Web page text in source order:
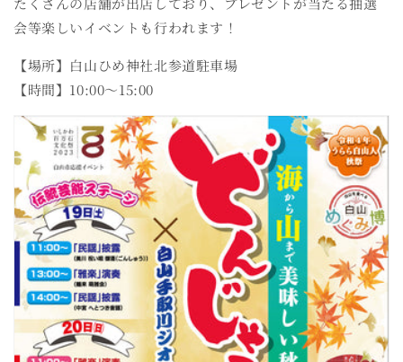
会等楽しいイベントも行われます！
【場所】白山ひめ神社北参道駐車場
【時間】10:00～15:00